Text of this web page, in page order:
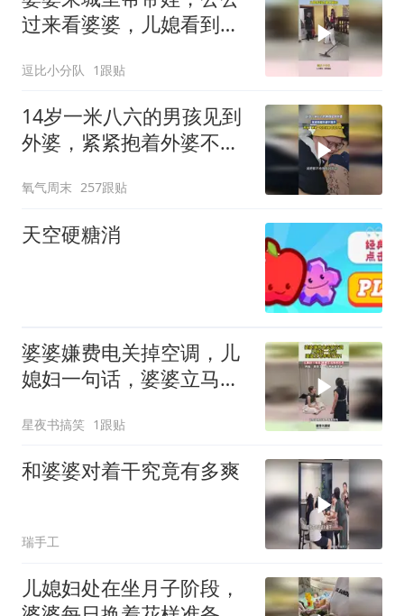
过来看婆婆，儿媳看到这
逗比小分队 1跟贴
14岁一米八六的男孩见到
外婆，紧紧抱着外婆不撒
瘦否定了所有
氧气周末 257跟贴
天空硬糖消
婆婆嫌费电关掉空调，儿
媳妇一句话，婆婆立马乖
星夜书搞笑 1跟贴
和婆婆对着干究竟有多爽
瑞手工
儿媳妇处在坐月子阶段，